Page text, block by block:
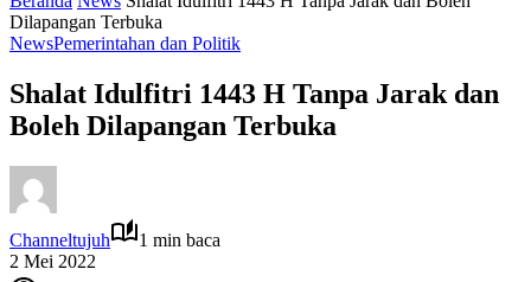
Dilapangan Terbuka
NewsPemerintahan dan Politik
Shalat Idulfitri 1443 H Tanpa Jarak dan
Boleh Dilapangan Terbuka
Channeltujuh
1 min baca
2 Mei 2022